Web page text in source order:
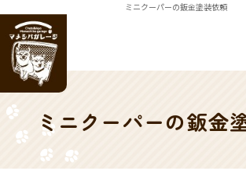
ミニクーパーの鈑金塗装依頼
ミニクーパーの鈑金